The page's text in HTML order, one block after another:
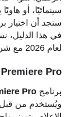
سينمائيًا، أو
ستجد أن اختيار
في هذا الدليل،
لعام 2026 مع شرح وافٍ لمميزاتها وخصائصها.
Pro
برنامجPro
ويُستخدم من قبل